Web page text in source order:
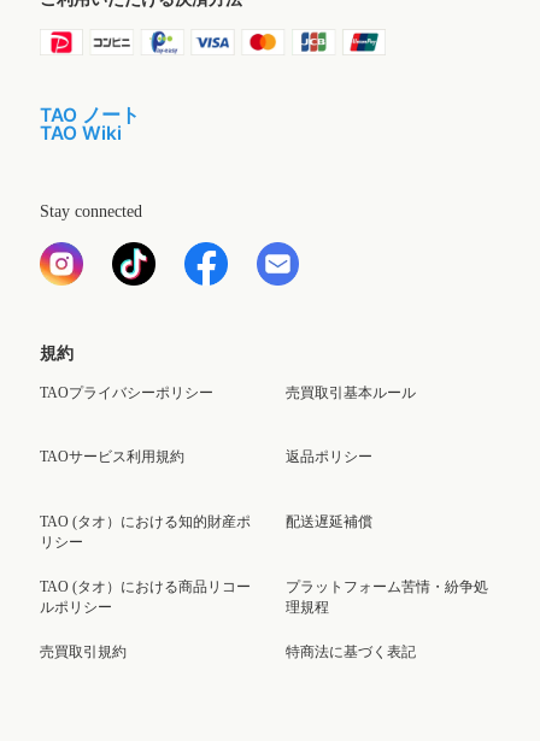
TAO ノート
TAO Wiki
Stay connected
規約
TAOプライバシーポリシー
TAOサービス利用規約
TAO (タオ）における知的財産ポ
リシー
TAO (タオ）における商品リコー
ルポリシー
売買取引規約
売買取引基本ルール
返品ポリシー
配送遅延補償
プラットフォーム苦情・紛争処
理規程
特商法に基づく表記